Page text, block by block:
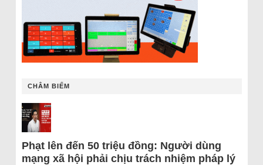
CHÂM BIẾM
Phạt lên đến 50 triệu đồng: Người dùng
mạng xã hội phải chịu trách nhiệm pháp lý